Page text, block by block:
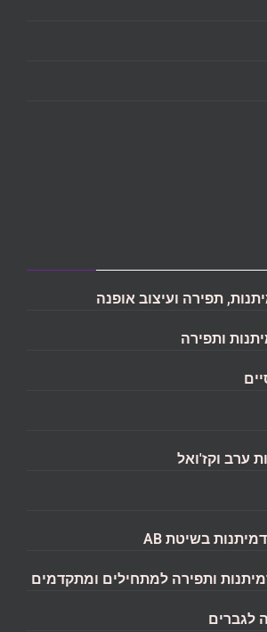
תפירה ועיצוב אופנה
ותפירה
ערב וקז'ואל
ותפירה למתחילים ומתקדמים
לגברים